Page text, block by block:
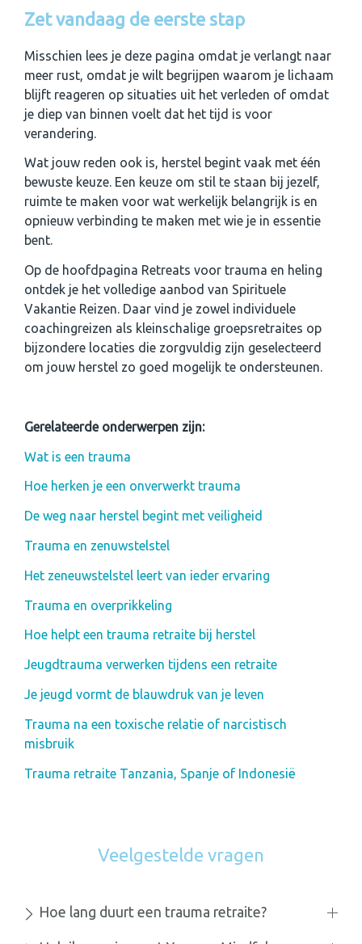
Zet vandaag de eerste stap
Misschien lees je deze pagina omdat je verlangt naar
meer rust, omdat je wilt begrijpen waarom je lichaam
blijft reageren op situaties uit het verleden of omdat
je diep van binnen voelt dat het tijd is voor
verandering.
Wat jouw reden ook is, herstel begint vaak met één
bewuste keuze. Een keuze om stil te staan bij jezelf,
ruimte te maken voor wat werkelijk belangrijk is en
opnieuw verbinding te maken met wie je in essentie
bent.
Op de hoofdpagina Retreats voor trauma en heling
ontdek je het volledige aanbod van Spirituele
Vakantie Reizen. Daar vind je zowel individuele
coachingreizen als kleinschalige groepsretraites op
bijzondere locaties die zorgvuldig zijn geselecteerd
om jouw herstel zo goed mogelijk te ondersteunen.
Gerelateerde onderwerpen zijn:
Wat is een trauma
Hoe herken je een onverwerkt trauma
De weg naar herstel begint met veiligheid
Trauma en zenuwstelstel
Het zeneuwstelstel leert van ieder ervaring
Trauma en overprikkeling
Hoe helpt een trauma retraite bij herstel
Jeugdtrauma verwerken tijdens een retraite
Je jeugd vormt de blauwdruk van je leven
Trauma na een toxische relatie of narcistisch
misbruik
Trauma retraite Tanzania, Spanje of Indonesië
Veelgestelde vragen
Hoe lang duurt een trauma retraite?